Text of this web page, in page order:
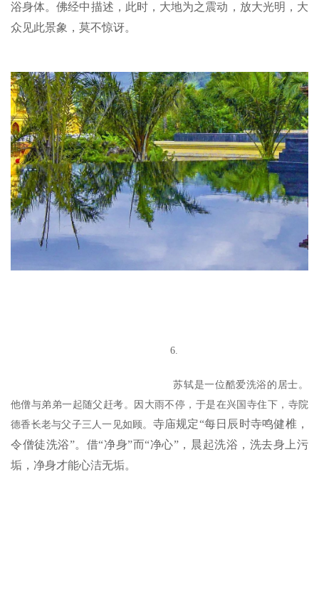
佛
教
寺
院
巡
礼
视
频
录
政
策
规
浴身体。佛经中描述，此时，大地为之震动，放大光明，大
众见此景象，莫不惊讶。
6.
苏轼是一位酷爱洗浴的居士。
他僧与弟弟一起随父赶考。因大雨不停，于是在兴国寺住下，寺院
德香长老与父子三人一见如顾。 寺庙规定“每日辰时寺鸣健椎，
令僧徒洗浴”。借“净身”而“净心”，晨起洗浴，洗去身上污
垢，净身才能心洁无垢。